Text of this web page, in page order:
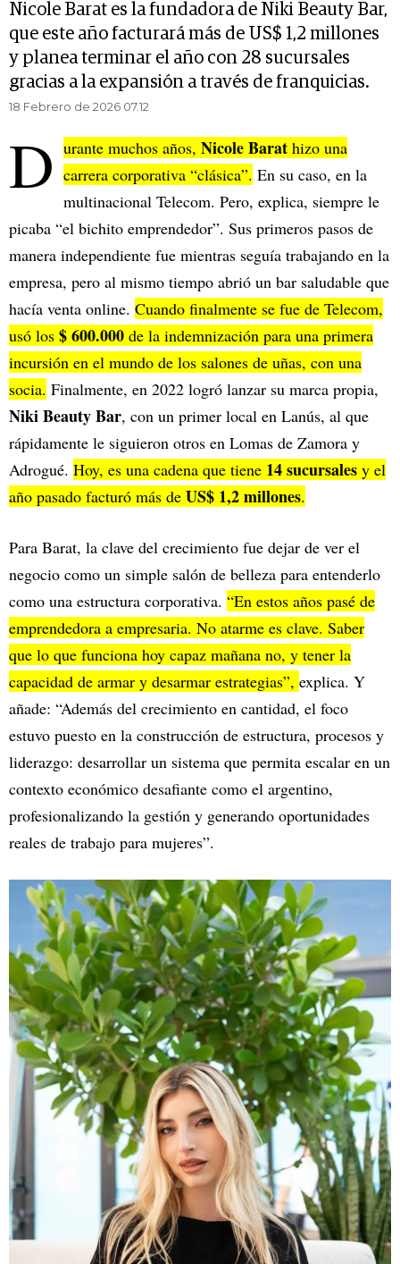
Nicole Barat es la fundadora de Niki Beauty Bar,
que este año facturará más de US$ 1,2 millones
y planea terminar el año con 28 sucursales
gracias a la expansión a través de franquicias.
18 Febrero de 2026 07.12
D urante muchos años, Nicole Barat hizo una
carrera corporativa “clásica”. En su caso, en la
multinacional Telecom. Pero, explica, siempre le
picaba “el bichito emprendedor”. Sus primeros pasos de
manera independiente fue mientras seguía trabajando en la
empresa, pero al mismo tiempo abrió un bar saludable que
hacía venta online. Cuando finalmente se fue de Telecom,
usó los $ 600.000 de la indemnización para una primera
incursión en el mundo de los salones de uñas, con una
socia. Finalmente, en 2022 logró lanzar su marca propia,
Niki Beauty Bar, con un primer local en Lanús, al que
rápidamente le siguieron otros en Lomas de Zamora y
Adrogué. Hoy, es una cadena que tiene 14 sucursales y el
año pasado facturó más de US$ 1,2 millones.
Para Barat, la clave del crecimiento fue dejar de ver el
negocio como un simple salón de belleza para entenderlo
como una estructura corporativa. “En estos años pasé de
emprendedora a empresaria. No atarme es clave. Saber
que lo que funciona hoy capaz mañana no, y tener la
capacidad de armar y desarmar estrategias”, explica. Y
añade: “Además del crecimiento en cantidad, el foco
estuvo puesto en la construcción de estructura, procesos y
liderazgo: desarrollar un sistema que permita escalar en un
contexto económico desafiante como el argentino,
profesionalizando la gestión y generando oportunidades
reales de trabajo para mujeres”.